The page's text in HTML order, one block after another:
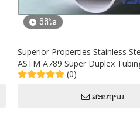
ວິດີໂອ
Superior Properties Stainless
ASTM A789 Super Duplex
Tube Tp316L ລາຄາສົ່ງ PCS
(0)
ສອບຖາມ